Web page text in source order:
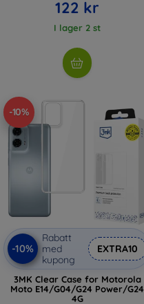
122 kr
I lager 2 st
-10%
-10%
Rabatt
med
kupong
EXTRA10
3MK Clear Case for Motorola
Moto E14/G04/G24 Power/G24
4G